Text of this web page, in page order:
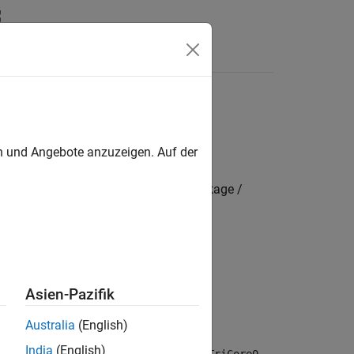
Coder Hardware Support Package /
Angebote anzuzeigen. Auf der
Asien-Pazifik
Australia (English)
India (English)